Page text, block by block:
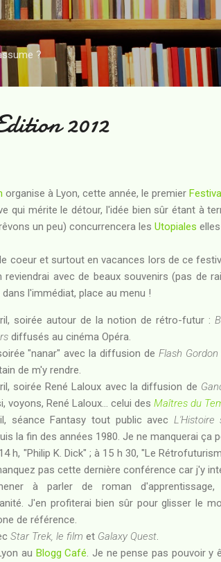
au contenu principal
?
2012
organise à Lyon, cette année, le premier
qui mérite le détour, l'idée bien sûr étant à
un peu) concurrencera les Utopiales
coeur et surtout en vacances lors de ce
reviendrai avec de beaux souvenirs (pas de
l'immédiat, place au menu !
soirée autour de la notion de rétro-futur :
diffusés au cinéma Opéra.
"nanar" avec la diffusion de Flash Gordon
de m'y rendre.
soirée René Laloux avec la diffusion de
voyons, René Laloux... celui des Maîtres du
séance Fantasy tout public avec L'Histoire
la fin des années 1980. Je ne manquerai ça
h, "Philip K. Dick" ; à 15 h 30, "Le
pas cette dernière conférence car j'y
à parler de roman
J'en profiterai bien sûr pour glisser le
de référence.
Star Trek, le film et Galaxy Quest
au Blogg Café . Je ne pense pas pouvoir